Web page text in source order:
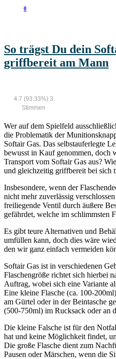
0
So trägst Du dein
griffbereit am Mann
4.7 (93.33%) 3
Stimmen
Wer auf dem Spielfeld
die Problematik der
Softair Gas. Das selbstauferlegte
bewusst in Kauf genommen, doch
Transport vom Softair Gas aus?
und gleichzeitig griffbereit bei sich
Insbesondere, wenn der
nicht mehr zuverlässig
freiliegende Ventil durch äußere
gefährdet, welche im schlimmsten
Es gibt teure Alternativen und
umfüllen kann, doch dies wäre
den wir ganz einfach vermeiden
Softair Gas ist in verschiedenen
Flaschengröße richtet sich hierbei
Auftrag, wobei sich eine Variante
Eine kleine Flasche (ca. 100-
am Gürtel oder in der Beintasche
(500-750ml) im Rucksack oder an
Die kleine Falsche ist für den
hat und keine Möglichkeit findet,
Die große Flasche dient zum
Pausen oder Märschen, wenn die